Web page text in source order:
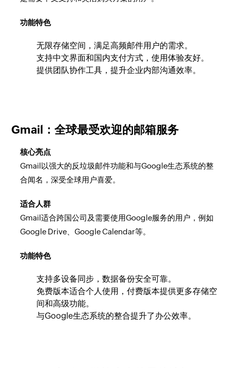
功能特色
无限存储空间，满足高频邮件用户的需求。
支持中文界面和国内支付方式，使用体验友好。
提供团队协作工具，提升企业内部沟通效率。
Gmail：全球最受欢迎的邮箱服务
核心亮点
Gmail以强大的反垃圾邮件功能和与Google生态系统的整
合闻名，深受全球用户喜爱。
适合人群
Gmail适合跨国公司及需要使用Google服务的用户，例如
Google Drive、Google Calendar等。
功能特色
支持多设备同步，数据备份安全可靠。
免费版本适合个人使用，付费版本提供更多存储空
间和高级功能。
与Google生态系统的整合提升了办公效率。